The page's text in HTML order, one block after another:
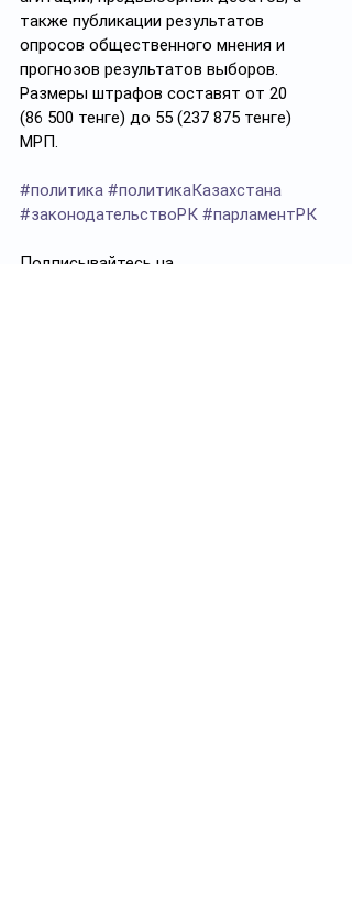
также публикации результатов
опросов общественного мнения и
прогнозов результатов выборов.
Размеры штрафов составят от 20
(86 500 тенге) до 55 (237 875 тенге)
МРП.
#политика #политикаКазахстана
#законодательствоРК #парламентРК
Подписывайтесь на